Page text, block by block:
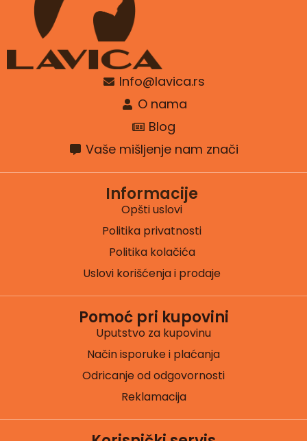
Info@lavica.rs
O nama
Blog
Vaše mišljenje nam znači
Informacije
Opšti uslovi
Politika privatnosti
Politika kolačića
Uslovi korišćenja i prodaje
Pomoć pri kupovini
Uputstvo za kupovinu
Način isporuke i plaćanja
Odricanje od odgovornosti
Reklamacija